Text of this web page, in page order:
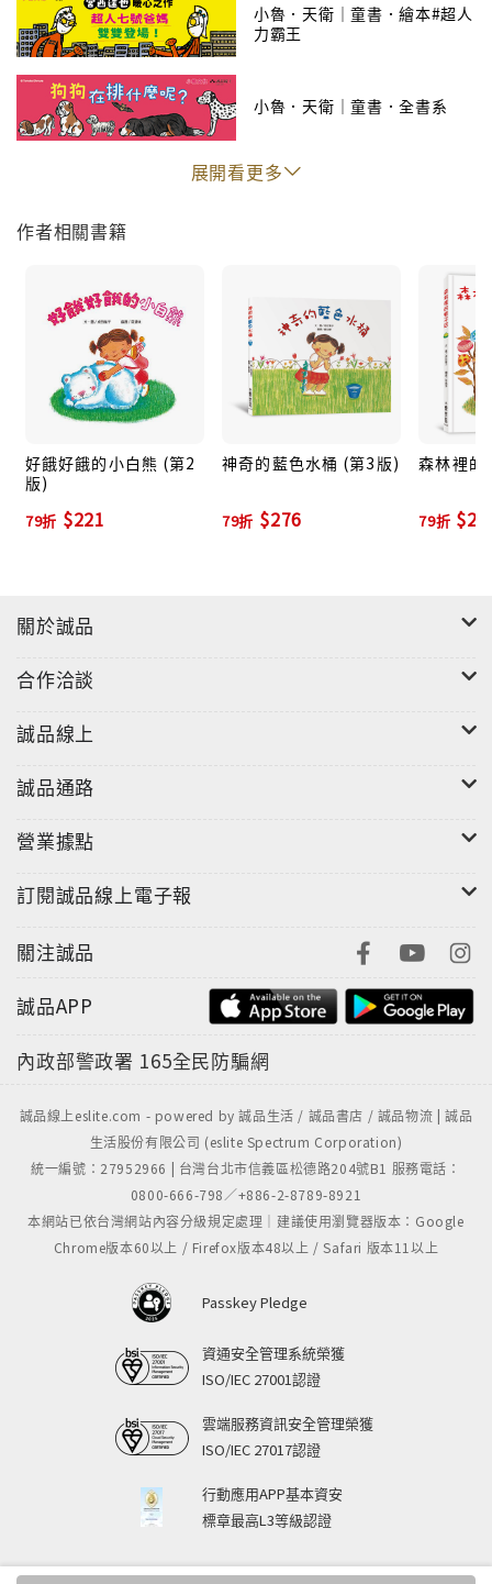
"
小魯．天衛｜童書．繪本#超人
力霸王
小魯．天衛｜童書．全書系
展開看更多
作者相關書籍
好餓好餓的小白熊 (第2
版)
79折 $221
神奇的藍色水桶 (第3版)
79折 $276
森林裡的
79折
關於誠品
合作洽談
誠品線上
誠品通路
營業據點
訂閱誠品線上電子報
關注誠品
誠品APP
內政部警政署 165全民防騙網
誠品線上eslite.com - powered by 誠品生活 / 誠品書店 / 誠品物流 | 誠品
生活股份有限公司 (eslite Spectrum Corporation)
統一編號：27952966 | 台灣台北市信義區松德路204號B1 服務電話：
0800-666-798／+886-2-8789-8921
本網站已依台灣網站內容分級規定處理｜建議使用瀏覽器版本：Google
Chrome版本60以上 / Firefox版本48以上 / Safari 版本11以上
Passkey Pledge
資通安全管理系統榮獲
ISO/IEC 27001認證
雲端服務資訊安全管理榮獲
ISO/IEC 27017認證
行動應用APP基本資安
標章最高L3等級認證